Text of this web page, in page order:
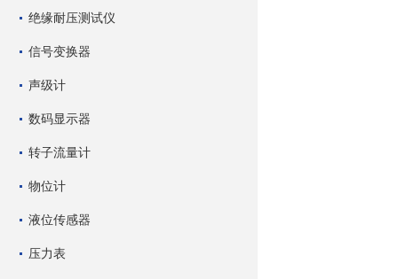
绝缘耐压测试仪
信号变换器
声级计
数码显示器
转子流量计
物位计
液位传感器
压力表